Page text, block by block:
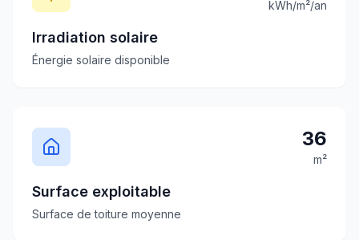
kWh/m²/an
Irradiation solaire
Énergie solaire disponible
36
m²
Surface exploitable
Surface de toiture moyenne